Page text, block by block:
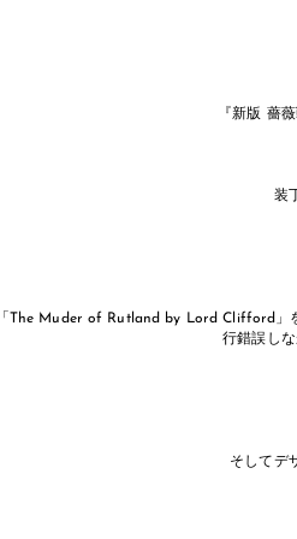
『新版 薔
装
「The Muder of Rutland by Lord Clifford」
行錯誤し
そしてデ